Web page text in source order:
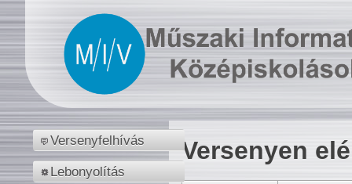
Versenyfelhívás
Lebonyolítás
Versenyen